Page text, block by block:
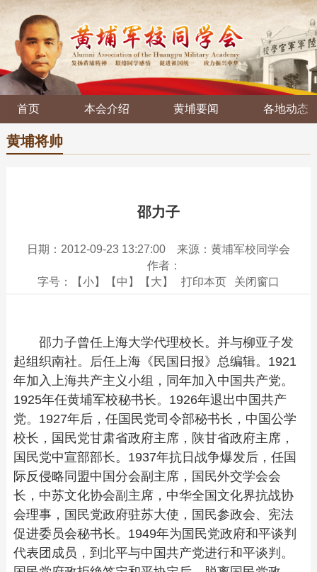
首页 本会介绍 黄埔要闻 各地动态
黄埔将帅
邵力子
日期：2012-09-23 13:27:00
来源：黄埔军校同学会
作者：
字号：
【小】 【中】 【大】 打印本页 关闭窗口
邵力子曾任上海大学代理校长。并与柳亚子发
起组织南社。后任上海《民国日报》总编辑。1921
年加入上海共产主义小组，同年加入中国共产党。
1925年任黄埔军校秘书长。1926年退出中国共产
党。1927年后，任国民党司令部秘书长，中国公学
校长，国民党甘肃省政府主席，陕甘省政府主席，
国民党中宣部部长。1937年抗日战争爆发后，任国
际反侵略同盟中国分会副主席，国民外交学会会
长，中苏文化协会副主席，中华全国文化界抗战协
会理事，国民党政府驻苏大使，国民参政会、宪法
促进委员会秘书长。1949年为国民党政府和平谈判
代表团成员，到北平与中国共产党进行和平谈判。